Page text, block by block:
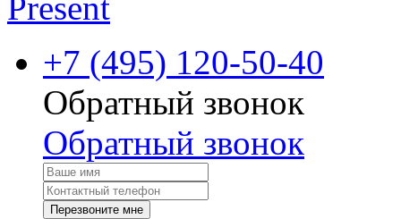
+7 (495) 120-50-40
Обратный звонок
Обратный звонок
Перезвоните мне